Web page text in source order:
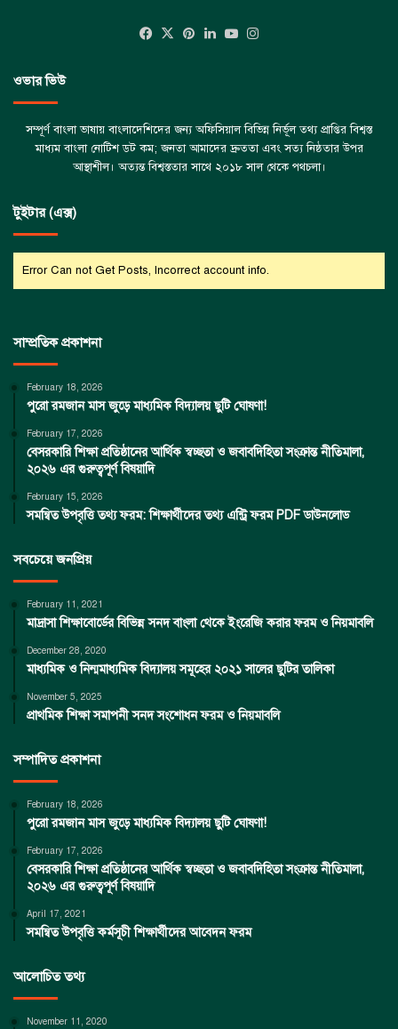
Facebook
X Pinterest
LinkedInYouTube
ওভার ভিউ
সম্পূর্ণ বাংলা ভাষায় বাংলাদেশিদের জন্য অফিসিয়াল বিভিন্ন নির্ভূল তথ্য প্রাপ্তির বিশ্বস্ত
মাধ্যম বাংলা নোটিশ ডট কম; জনতা আমাদের দ্রুততা এবং সত্য নিষ্ঠতার উপর
আস্থাশীল। অত্যন্ত বিশ্বস্ততার সাথে ২০১৮ সাল থেকে পথচলা।
টুইটার (এক্স)
Error Can not Get Posts, Incorrect account info.
সাম্প্রতিক প্রকাশনা
February 18, 2026
পুরো রমজান মাস জুড়ে মাধ্যমিক বিদ্যালয় ছুটি ঘোষণা!
February 17, 2026
বেসরকারি শিক্ষা প্রতিষ্ঠানের আর্থিক স্বচ্ছতা ও জবাবদিহিতা সংক্রান্ত নীতিমালা,
২০২৬ এর গুরুত্বপূর্ণ বিষয়াদি
February 15, 2026
সমন্বিত উপবৃত্তি তথ্য ফরম: শিক্ষার্থীদের তথ্য এন্ট্রি ফরম PDF ডাউনলোড
সবচেয়ে জনপ্রিয়
February 11, 2021
মাদ্রাসা শিক্ষাবোর্ডের বিভিন্ন সনদ বাংলা থেকে ইংরেজি করার ফরম ও নিয়মাবলি
December 28, 2020
মাধ্যমিক ও নিন্মমাধ্যমিক বিদ্যালয় সমূহের ২০২১ সালের ছুটির তালিকা
November 5, 2025
প্রাথমিক শিক্ষা সমাপনী সনদ সংশোধন ফরম ও নিয়মাবলি
সম্পাদিত প্রকাশনা
February 18, 2026
পুরো রমজান মাস জুড়ে মাধ্যমিক বিদ্যালয় ছুটি ঘোষণা!
February 17, 2026
বেসরকারি শিক্ষা প্রতিষ্ঠানের আর্থিক স্বচ্ছতা ও জবাবদিহিতা সংক্রান্ত নীতিমালা,
২০২৬ এর গুরুত্বপূর্ণ বিষয়াদি
April 17, 2021
সমন্বিত উপবৃত্তি কর্মসূচী শিক্ষার্থীদের আবেদন ফরম
আলোচিত তথ্য
November 11, 2020